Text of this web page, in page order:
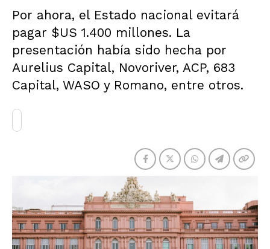
Por ahora, el Estado nacional evitará
pagar $US 1.400 millones. La
presentación había sido hecha por
Aurelius Capital, Novoriver, ACP, 683
Capital, WASO y Romano, entre otros.